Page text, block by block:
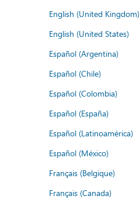
English (United Kingdom)
English (United States)
Español (Argentina)
Español (Chile)
Español (Colombia)
Español (España)
Español (Latinoamérica)
Español (México)
Français (Belgique)
Français (Canada)